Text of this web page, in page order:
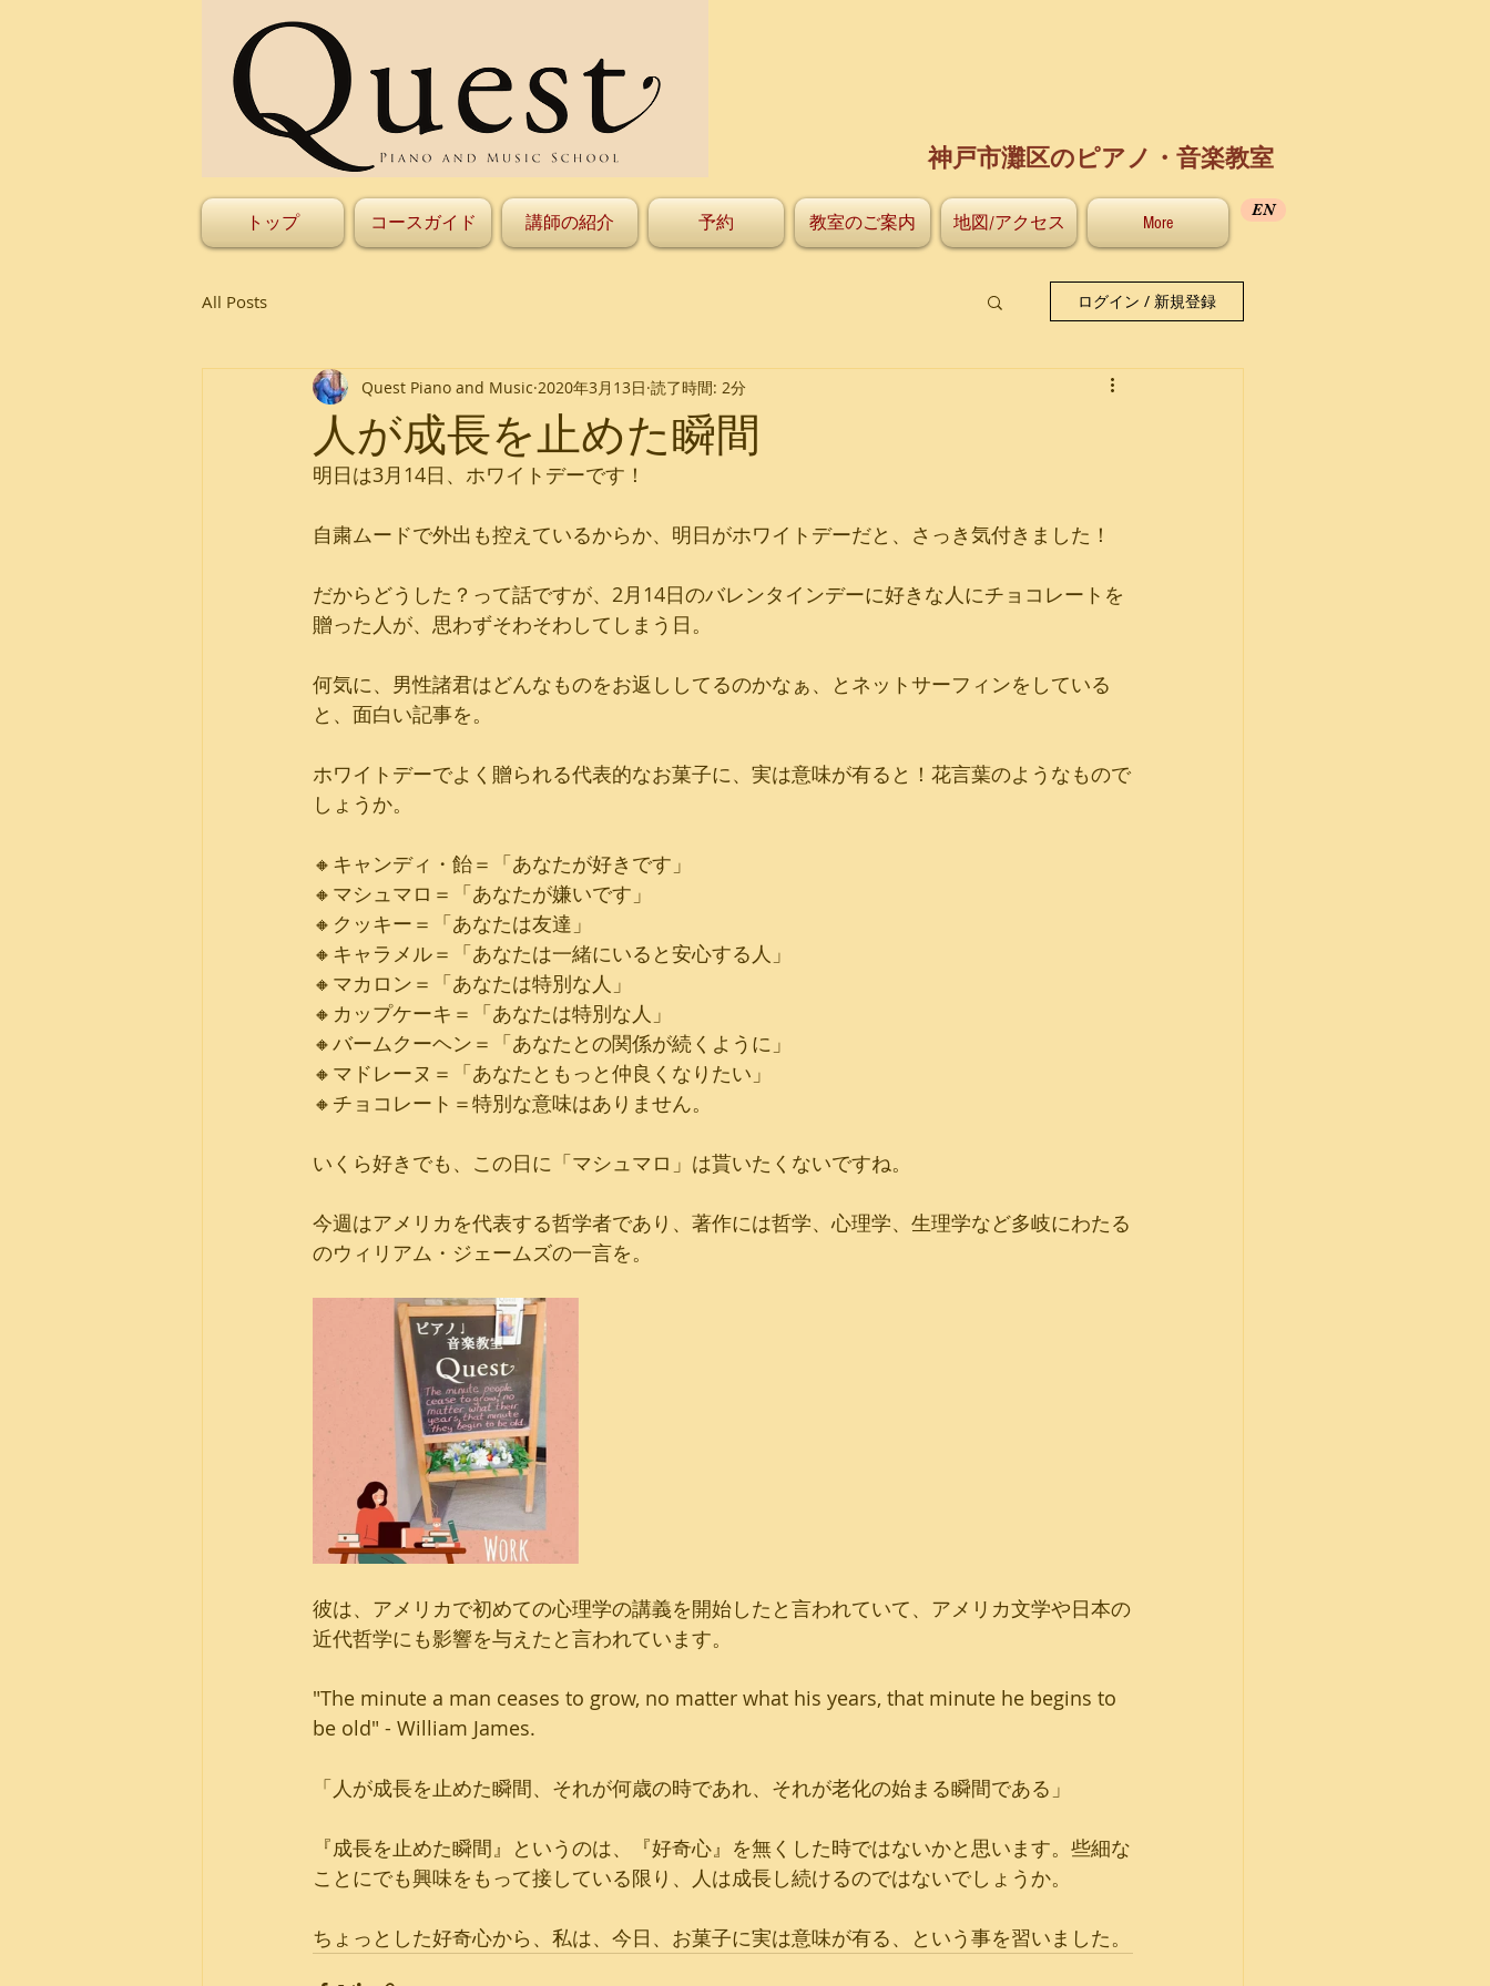
神戸市灘区のピアノ・音楽教室
トップ コースガイド 講師の紹介 予約 教室のご案内 地図/アクセス More
EN
All Posts ログイン / 新規登録
人が成長を止めた瞬間
Quest Piano and Music 2020年3月13日 読了時間: 2分
明日は3月14日、ホワイトデーです！
自粛ムードで外出も控えているからか、明日がホワイトデーだと、さっき気付きました！
だからどうした？って話ですが、2月14日のバレンタインデーに好きな人にチョコレートを
贈った人が、思わずそわそわしてしまう日。
何気に、男性諸君はどんなものをお返ししてるのかなぁ、とネットサーフィンをしている
と、面白い記事を。
ホワイトデーでよく贈られる代表的なお菓子に、実は意味が有ると！花言葉のようなもので
しょうか。
🔸キャンディ・飴＝「あなたが好きです」
🔸マシュマロ＝「あなたが嫌いです」
🔸クッキー＝「あなたは友達」
🔸キャラメル＝「あなたは一緒にいると安心する人」
🔸マカロン＝「あなたは特別な人」
🔸カップケーキ＝「あなたは特別な人」
🔸バームクーヘン＝「あなたとの関係が続くように」
🔸マドレーヌ＝「あなたともっと仲良くなりたい」
🔸チョコレート＝特別な意味はありません。
いくら好きでも、この日に「マシュマロ」は貰いたくないですね。
今週はアメリカを代表する哲学者であり、著作には哲学、心理学、生理学など多岐にわたる
のウィリアム・ジェームズの一言を。
彼は、アメリカで初めての心理学の講義を開始したと言われていて、アメリカ文学や日本の
近代哲学にも影響を与えたと言われています。
"The minute a man ceases to grow, no matter what his years, that minute he begins to
be old" - William James.
「人が成長を止めた瞬間、それが何歳の時であれ、それが老化の始まる瞬間である」
『成長を止めた瞬間』というのは、『好奇心』を無くした時ではないかと思います。些細な
ことにでも興味をもって接している限り、人は成長し続けるのではないでしょうか。
ちょっとした好奇心から、私は、今日、お菓子に実は意味が有る、という事を習いました。